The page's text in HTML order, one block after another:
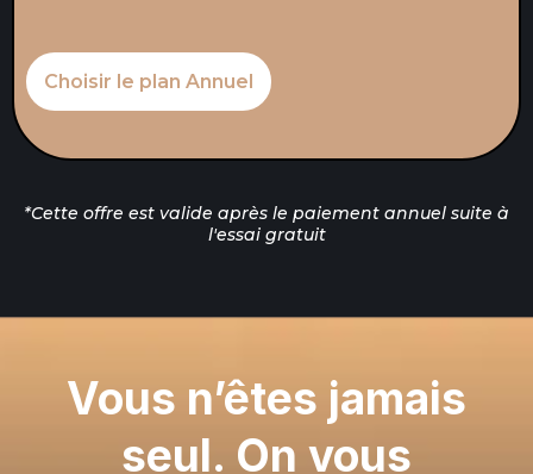
Choisir le plan Annuel
*Cette offre est valide après le paiement annuel suite à
l'essai gratuit
Vous n’êtes jamais
seul. On vous